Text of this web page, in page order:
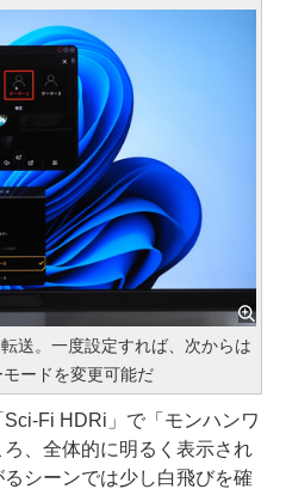
送。一度設定すれば、次からは
ードを変更可能だ
Fi HDRi」で「モンハンワ
、全体的に明るく表示され
シーンでは少し白飛びを確